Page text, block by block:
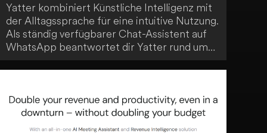
Yatter kombiniert Künstliche Intelligenz mit
der Alltagssprache für eine intuitive Nutzung.
Als ständig verfügbarer Chat-Assistent auf
WhatsApp beantwortet dir Yatter rund um
die Uhr Fragen und stellt Wissen bereit. Mit
Yatter AI kannst du spielend erkunden,